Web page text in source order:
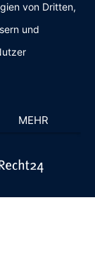
von Dritten,
und
MEHR